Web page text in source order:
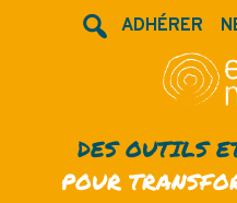
ADHÉRER
DES OUTILS
POUR